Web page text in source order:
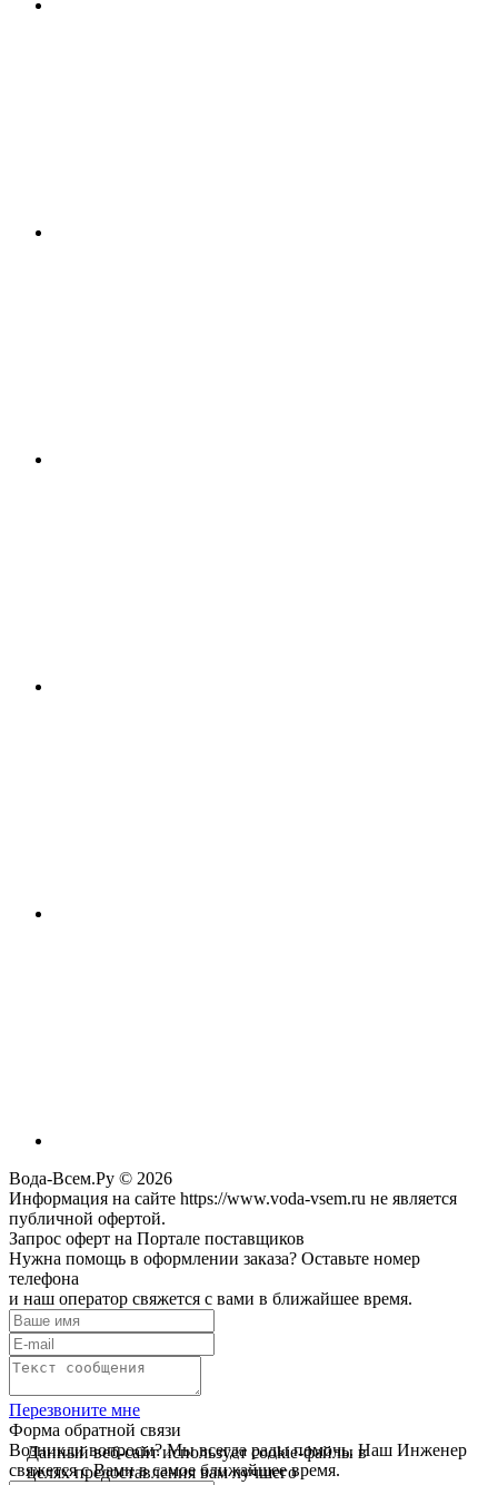
Вода-Всем.Ру © 2026
Информация на сайте https://www.voda-vsem.ru не является
публичной офертой.
Запрос оферт на Портале поставщиков
Нужна помощь в оформлении заказа? Оставьте номер
телефона
и наш оператор свяжется с вами в ближайшее время.
Перезвоните мне
Форма обратной связи
Возникли вопросы? Мы всегда рады помочь. Наш Инженер
свяжется с Вами в самое ближайшее время.
Данный веб-сайт использует cookie-файлы в
целях предоставления вам лучшего